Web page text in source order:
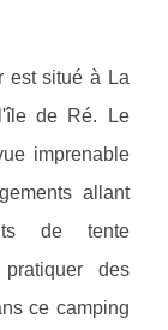
est situé à La
de Ré. Le
imprenable
allant
de tente
des
ce camping